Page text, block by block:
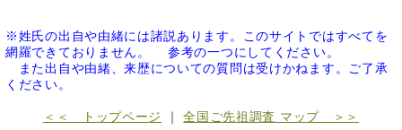
※姓氏の出自や由緒には諸説あります。このサイトではすべてを
網羅できておりません。 参考の一つにしてください。
また出自や由緒、来歴についての質問は受けかねます。ご了承
ください。
＜＜ トップページ ｜全国ご先祖調査 マップ ＞＞